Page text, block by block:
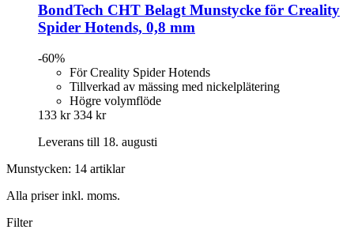
BondTech CHT Belagt Munstycke för Creality
Spider Hotends, 0,8 mm
-60%
För Creality Spider Hotends
Tillverkad av mässing med nickelplätering
Högre volymflöde
133 kr 334 kr
Leverans till 18. augusti
Munstycken: 14 artiklar
Alla priser inkl. moms.
Filter